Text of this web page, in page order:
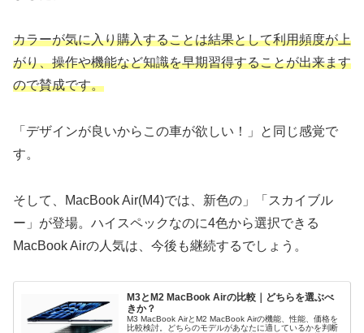
カラーが気に入り購入することは結果として利用頻度が上
がり、操作や機能など知識を早期習得することが出来ます
ので賛成です。
「デザインが良いからこの車が欲しい！」と同じ感覚で
す。
そして、MacBook Air(M4)では、新色の」「スカイブル
ー」が登場。ハイスペックなのに4色から選択できる
MacBook Airの人気は、今後も継続するでしょう。
M3とM2 MacBook Airの比較｜どちらを選ぶべ
きか？
M3 MacBook AirとM2 MacBook Airの機能、性能、価格を
比較検討。どちらのモデルがあなたに適しているかを判断